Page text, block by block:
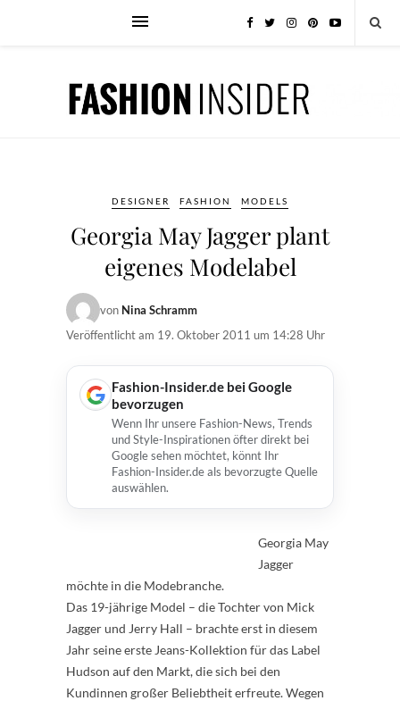
DESIGNER FASHION MODELS
Georgia May Jagger plant
eigenes Modelabel
von Nina Schramm
Veröffentlicht am 19. Oktober 2011 um 14:28 Uhr
Fashion-Insider.de bei Google
bevorzugen
Wenn Ihr unsere Fashion-News, Trends
und Style-Inspirationen öfter direkt bei
Google sehen möchtet, könnt Ihr
Fashion-Insider.de als bevorzugte Quelle
auswählen.
Georgia May
Jagger
möchte in die Modebranche.
Das 19-jährige Model – die Tochter von Mick
Jagger und Jerry Hall – brachte erst in diesem
Jahr seine erste Jeans-Kollektion für das Label
Hudson auf den Markt, die sich bei den
Kundinnen großer Beliebtheit erfreute. Wegen